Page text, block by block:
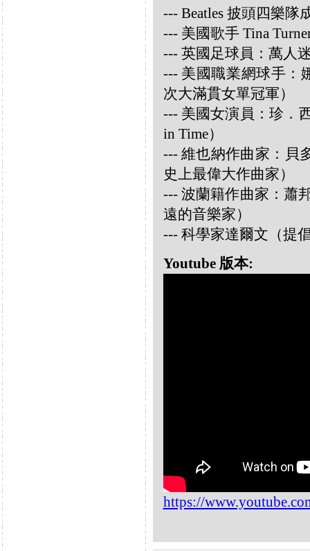
--- Beatles 披頭四樂隊
--- 美國歌手 Tina
--- 英國足球員：萬人
--- 美國職業網球手：
次大滿貫女單冠軍）
--- 美國女演員：珍．
in Time）
--- 維也納作曲家：貝
史上最偉大作曲家）
--- 波蘭籍作曲家：蕭
遠的音樂家）
--- 科學家達爾文（提
Youtube 版本:
https://